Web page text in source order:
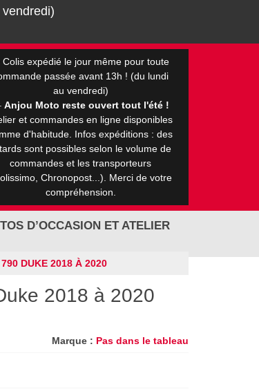
expédié le jour même pour toute
passée avant 13h ! (du lundi
au vendredi)
Anjou Moto reste ouvert tout l'été !
et commandes en ligne disponibles
d'habitude. Infos expéditions : des
sont possibles selon le volume de
commandes et les transporteurs
Chronopost...). Merci de votre
compréhension.
D’OCCASION ET ATELIER
DUKE 2018 À 2020
2018 à 2020
Marque : Pas dans le tableau